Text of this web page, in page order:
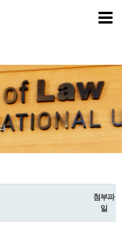
첨부파
일